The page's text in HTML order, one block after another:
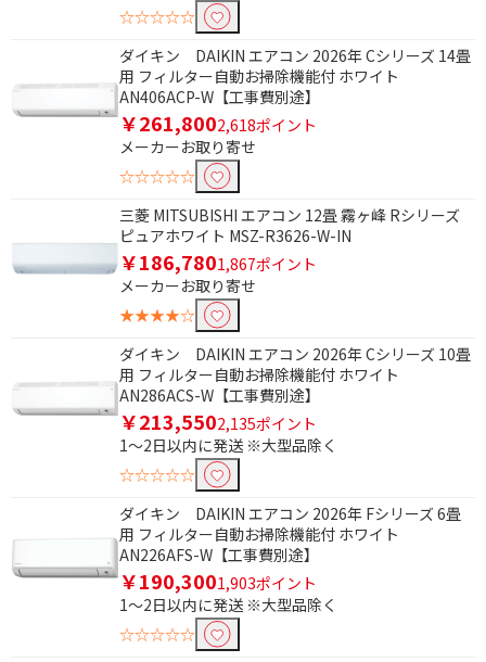
☆☆☆☆☆
ダイキン DAIKIN エアコン 2026年 Cシリーズ 14畳
用 フィルター自動お掃除機能付 ホワイト
AN406ACP-W【工事費別途】
￥261,8002,618ポイント
メーカーお取り寄せ
☆☆☆☆☆
三菱 MITSUBISHI エアコン 12畳 霧ヶ峰 Rシリーズ
ピュアホワイト MSZ-R3626-W-IN
￥186,7801,867ポイント
メーカーお取り寄せ
★★★★☆
ダイキン DAIKIN エアコン 2026年 Cシリーズ 10畳
用 フィルター自動お掃除機能付 ホワイト
AN286ACS-W【工事費別途】
￥213,5502,135ポイント
1～2日以内に発送 ※大型品除く
☆☆☆☆☆
ダイキン DAIKIN エアコン 2026年 Fシリーズ 6畳
用 フィルター自動お掃除機能付 ホワイト
AN226AFS-W【工事費別途】
￥190,3001,903ポイント
1～2日以内に発送 ※大型品除く
☆☆☆☆☆
気流制御
省エネ性能で絞り込む
省エネ★☆☆☆☆
冷暖房種類で絞り込む
冷房専用
対応畳数（冷房時）で絞り込む
4～7畳
ノンドレンで絞り込む
ノンドレン
冷房対応畳数で絞り込む
冷房6畳まで
タイマーで絞り込む
OFFタイマー ON / OFFタイマー